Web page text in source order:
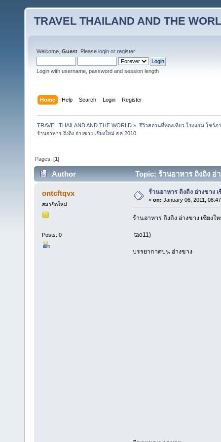
TRAVEL THAILAND AND THE
Welcome, Guest . Please login or register.
Login with username, password and session length
Home Help Search Login Register
TRAVEL THAILAND AND THE WORLD » รีวิวสถานที่ท่องเที่ยว โรงแรม โชว์ภ
ร้านอาหาร ถิงถิง อ่างขาง เชียงใหม่ ธค 2010
Pages: [1]
Author Topic: ร้านอาหาร ถิงถิง อ่
ontcftqvx
สมาชิกใหม่
Posts: 0
ร้านอาหาร ถิงถิง อ่างขาง
« on: January 06, 2011,
ร้านอาหาร ถิงถิง อ่างขาง เชียงใ
tao11)
บรรยากาศบน อ่างขาง